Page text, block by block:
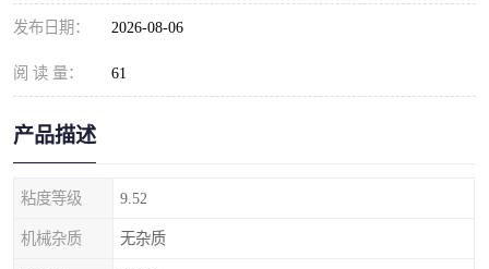
发布日期： 2026-08-06
阅 读 量： 61
产品描述
粘度等级 9.52
机械杂质 无杂质